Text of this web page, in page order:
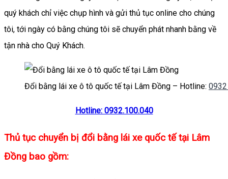
quý khách chỉ việc chụp hình và gửi thủ tục online cho chúng
tôi, tới ngày có bằng chúng tôi sẽ chuyển phát nhanh bằng về
tận nhà cho Quý Khách.
Đổi bằng lái xe ô tô quốc tế tại Lâm Đồng – Hotline:
Hotline: 0932.100.040
Thủ tục chuyển bị đổi bằng lái xe quốc tế tại Lâm
Đồng bao gồm: